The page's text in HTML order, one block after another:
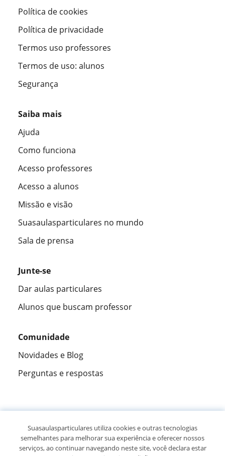
Política de cookies
Política de privacidade
Termos uso professores
Termos de uso: alunos
Segurança
Saiba mais
Ajuda
Como funciona
Acesso professores
Acesso a alunos
Missão e visão
Suasaulasparticulares no mundo
Sala de prensa
Junte-se
Dar aulas particulares
Alunos que buscam professor
Comunidade
Novidades e Blog
Perguntas e respostas
305915opiniões de alunos
Suasaulasparticulares utiliza cookies e outras tecnologias
semelhantes para melhorar sua experiência e oferecer nossos
serviços, ao continuar navegando neste site, você declara estar